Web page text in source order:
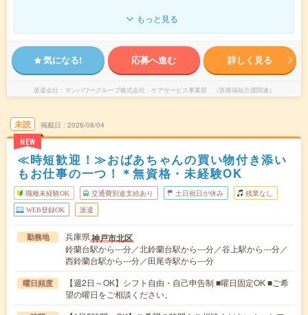
もっと見る
気になる! 応募へ進む 詳しく見る
派遣会社 マンパワーグループ株式会社 ケアサービス事業部 （医療福祉介護関連）
未読
NEW
掲載日 2026/08/04
≪時短歓迎！≫おばあちゃんの買い物付き添い
もお仕事の一つ！＊無資格・未経験OK
職種未経験OK 交通費別途支給あり 土日祝日が休み 残業なし
WEB登録OK 派遣
勤務地 兵庫県神戸市北区
鈴蘭台駅から---分／北鈴蘭台駅から---分／谷上駅から---分／
西鈴蘭台駅から---分／田尾寺駅から---分
曜日頻度
【週2日～OK】シフト自由・自己申告制 ■曜日固定OK ■ご希
望の曜日をご相談ください。